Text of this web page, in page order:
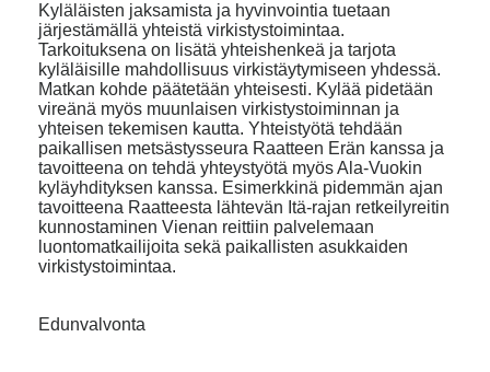
Kyläläisten jaksamista ja hyvinvointia tuetaan
järjestämällä yhteistä virkistystoimintaa.
Tarkoituksena on lisätä yhteishenkeä ja tarjota
kyläläisille mahdollisuus virkistäytymiseen yhdessä.
Matkan kohde päätetään yhteisesti. Kylää pidetään
vireänä myös muunlaisen virkistystoiminnan ja
yhteisen tekemisen kautta. Yhteistyötä tehdään
paikallisen metsästysseura Raatteen Erän kanssa ja
tavoitteena on tehdä yhteystyötä myös Ala-Vuokin
kyläyhdityksen kanssa. Esimerkkinä pidemmän ajan
tavoitteena Raatteesta lähtevän Itä-rajan retkeilyreitin
kunnostaminen Vienan reittiin palvelemaan
luontomatkailijoita sekä paikallisten asukkaiden
virkistystoimintaa.
Edunvalvonta